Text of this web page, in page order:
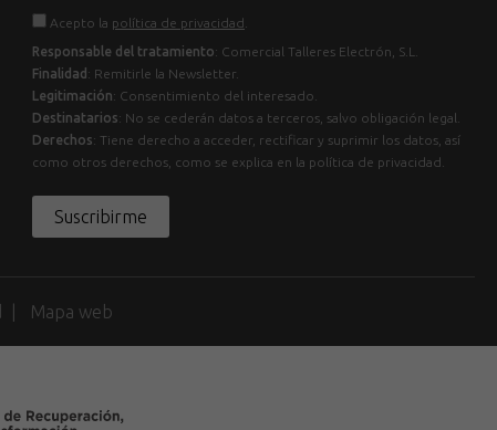
Acepto la política de privacidad
Responsable del tratamiento: Comercial Talleres Electrón, S.L.
Finalidad : Remitirle la Newsletter.
Legitimación: Consentimiento del interesado.
Destinatarios: No se cederán datos a terceros, salvo obligación legal.
Derechos: Tiene derecho a acceder, rectificar y suprimir los datos, así
como otros derechos, como se explica en la política de privacidad.
Suscribirme
Mapa web